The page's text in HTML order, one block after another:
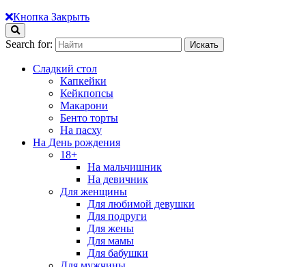
Кнопка Закрыть
Search for:
Сладкий стол
Капкейки
Кейкпопсы
Макарони
Бенто торты
На пасху
На День рождения
18+
На мальчишник
На девичник
Для женщины
Для любимой девушки
Для подруги
Для жены
Для мамы
Для бабушки